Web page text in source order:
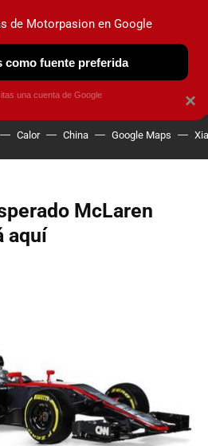
OBSERVATORIO
Calor China Google Maps
McLaren
aquí
×
de Motorpasion en Google
como fuente preferida
una cuenta de Google